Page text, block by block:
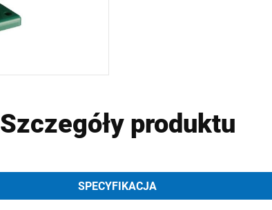
Szczegóły produktu
SPECYFIKACJA